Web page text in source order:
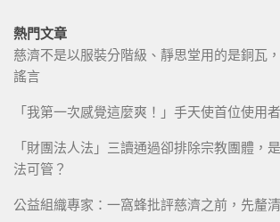
熱門文章
慈濟不是以服裝分階級、靜思堂用的是銅瓦
謠言
「我第一次感覺這麼爽！」手天使首位使用
「財團法人法」三讀通過卻排除宗教團體，
法可管？
公益組織專家：一窩蜂批評慈濟之前，先釐